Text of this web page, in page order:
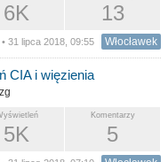
13
6K
• 31 lipca 2018, 09:55 Włocławek
CIA i więzienia
Komentarzy
5
5K